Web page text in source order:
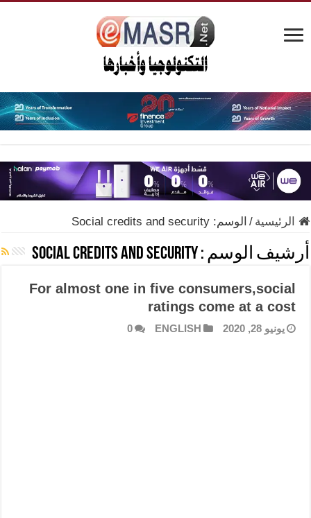
الرئيسية / الوسم:Social credits and security
أرشيف الوسم :Social credits and security
For almost one in five consumers,social
ratings come at a cost
يونيو 28, 2020 ENGLISH
0